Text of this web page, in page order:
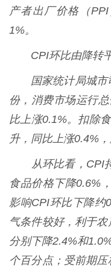
产者出厂价格（
1%。
CPI环比由降转平
国家统计局城市
份，消费市场运行
比上涨0.1%。扣除
升，同比上涨0.4%
从环比看，CPI持
食品价格下降0.6%
影响CPI环比下降约
气条件较好，利于
分别下降2.4%和
个百分点；受前期